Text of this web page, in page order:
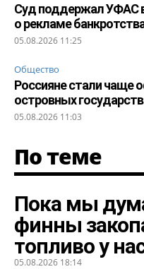
Суд поддержал УФАС
о рекламе
05.08.2026 11:25
Общество
Россияне стали чаще
островных государств
05.08.2026 11:03
По теме
Пока мы
финны
топливо у
05.08.2026 18:14